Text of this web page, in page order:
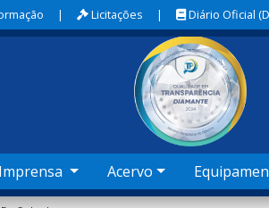
| Licitações | Diário Oficial
Imprensa Acervo